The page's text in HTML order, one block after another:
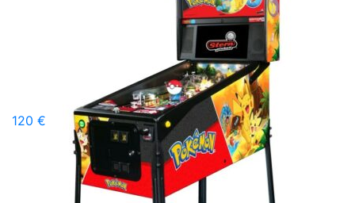
120 €